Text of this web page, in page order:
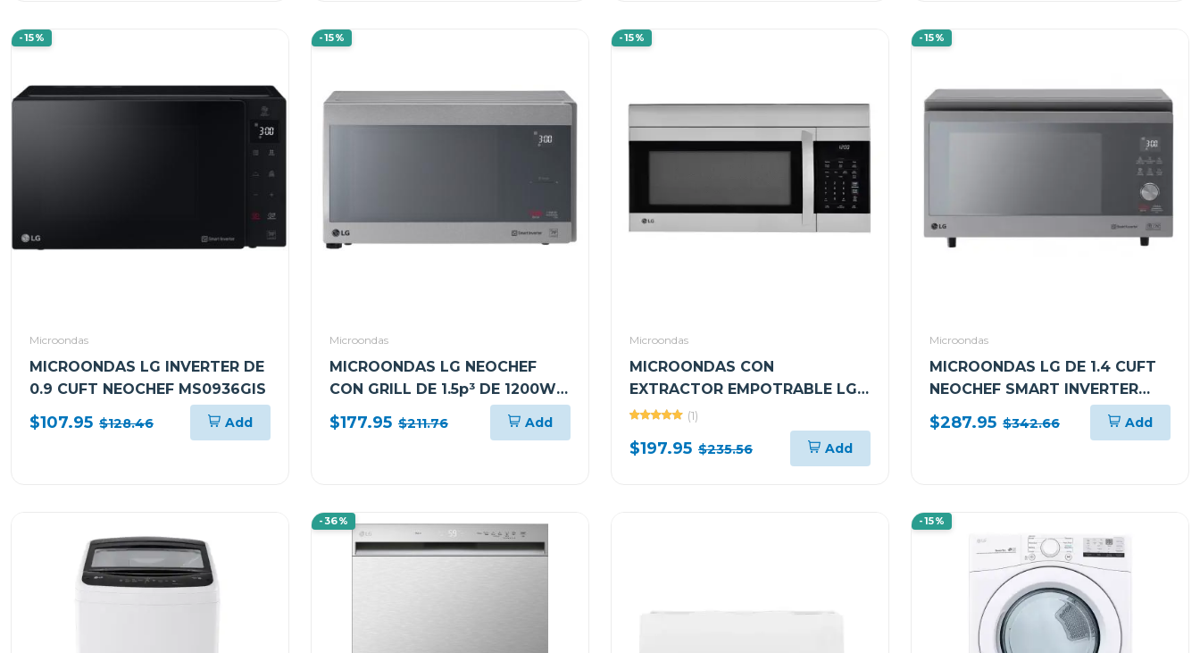
-15%
Microondas
MICROONDAS LG INVERTER DE
0.9 CUFT NEOCHEF MS0936GIS
$107.95 $128.46 Add
-15%
Microondas
MICROONDAS LG NEOCHEF
CON GRILL DE 1.5p³ DE 1200W
MH1596CIR
$177.95 $211.76 Add
-15%
Microondas
MICROONDAS CON
EXTRACTOR EMPOTRABLE LG
DE 1.7 CUFT EASY CLEAN
(1)
$197.95 $235.56 Add
-15%
Microondas
MICROONDAS LG DE 1.4 CUFT
NEOCHEF SMART INVERTER
MJ1466APR
$287.95 $342.66 Add
-36% -15%